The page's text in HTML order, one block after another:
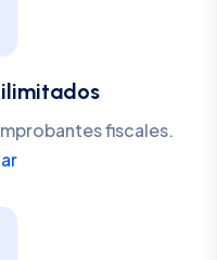
fiscales.